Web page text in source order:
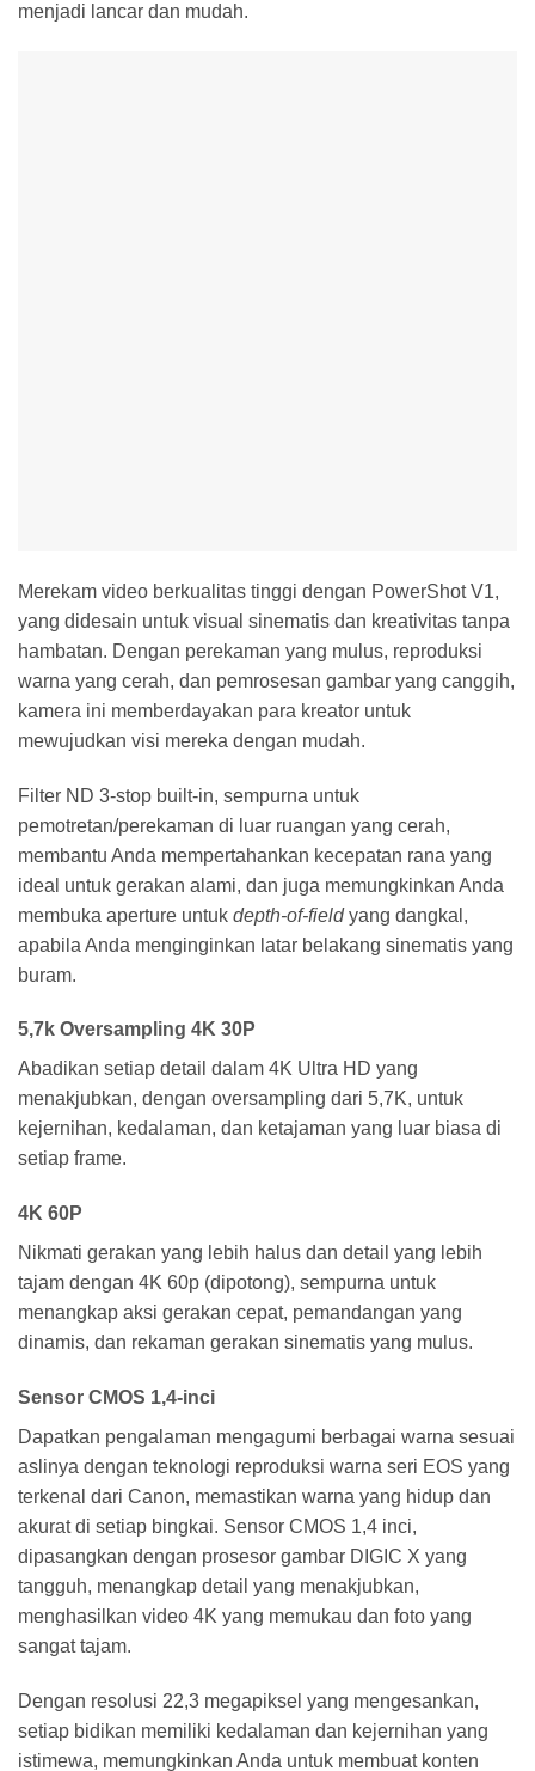
menjadi lancar dan mudah.
Merekam video berkualitas tinggi dengan PowerShot V1,
yang didesain untuk visual sinematis dan kreativitas tanpa
hambatan. Dengan perekaman yang mulus, reproduksi
warna yang cerah, dan pemrosesan gambar yang canggih,
kamera ini memberdayakan para kreator untuk
mewujudkan visi mereka dengan mudah.
Filter ND 3-stop built-in, sempurna untuk
pemotretan/perekaman di luar ruangan yang cerah,
membantu Anda mempertahankan kecepatan rana yang
ideal untuk gerakan alami, dan juga memungkinkan Anda
membuka aperture untuk depth-of-fieldyang dangkal,
apabila Anda menginginkan latar belakang sinematis yang
buram.
5,7k Oversampling 4K 30P
Abadikan setiap detail dalam 4K Ultra HD yang
menakjubkan, dengan oversampling dari 5,7K, untuk
kejernihan, kedalaman, dan ketajaman yang luar biasa di
setiap frame.
4K 60P
Nikmati gerakan yang lebih halus dan detail yang lebih
tajam dengan 4K 60p (dipotong), sempurna untuk
menangkap aksi gerakan cepat, pemandangan yang
dinamis, dan rekaman gerakan sinematis yang mulus.
Sensor CMOS 1,4-inci
Dapatkan pengalaman mengagumi berbagai warna sesuai
aslinya dengan teknologi reproduksi warna seri EOS yang
terkenal dari Canon, memastikan warna yang hidup dan
akurat di setiap bingkai. Sensor CMOS 1,4 inci,
dipasangkan dengan prosesor gambar DIGIC X yang
tangguh, menangkap detail yang menakjubkan,
menghasilkan video 4K yang memukau dan foto yang
sangat tajam.
Dengan resolusi 22,3 megapiksel yang mengesankan,
setiap bidikan memiliki kedalaman dan kejernihan yang
istimewa, memungkinkan Anda untuk membuat konten